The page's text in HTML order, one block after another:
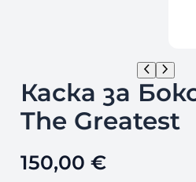
Каска за
The Greatest
150,00 €